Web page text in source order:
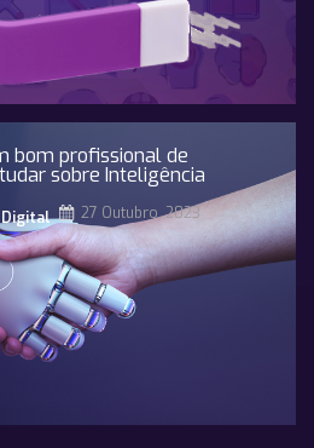
bom profissional de
sobre Inteligência
27 Outubro, 2023